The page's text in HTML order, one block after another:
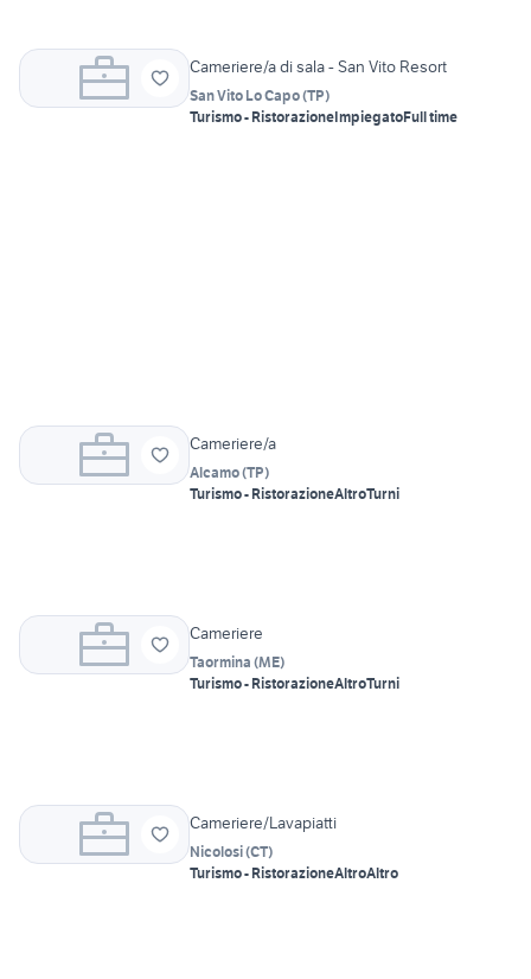
Cameriere/a di sala - San Vito Resort
San Vito Lo Capo(TP)
Turismo - RistorazioneImpiegatoFull time
Cameriere/a
Alcamo(TP)
Turismo - RistorazioneAltroTurni
Cameriere
Taormina (ME)
Turismo - RistorazioneAltroTurni
Cameriere/Lavapiatti
Nicolosi(CT)
Turismo - RistorazioneAltroAltro